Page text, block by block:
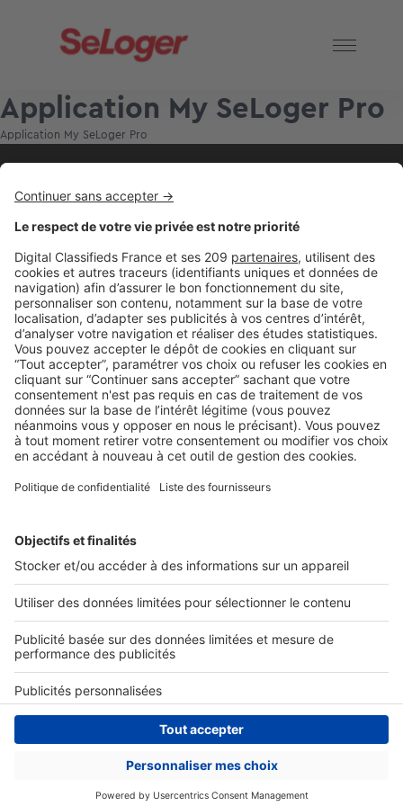
Application My SeLoger Pro
Application My SeLoger Pro
2 rue des Italiens 75009 Paris
01 53 38 80 00
Nos solutions pro
Actualités pro
Connexion à My SeLoger Pro
Espace Presse
CGU-Paramétrer mes cookies